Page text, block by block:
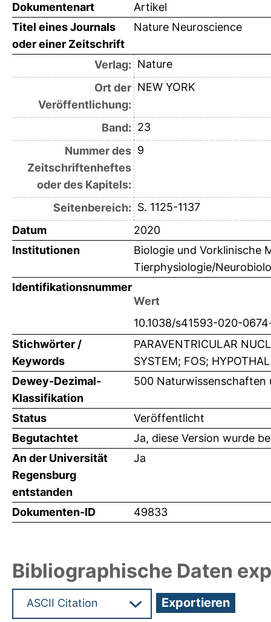
Dokumentenart
Artikel
Titel eines Journals
oder einer Zeitschrift
Nature Neuroscience
Verlag: Nature
Ort der
Veröffentlichung:
NEW YORK
Band: 23
Nummer des
Zeitschriftenheftes
oder des Kapitels:
9
Seitenbereich: S. 1125-1137
Datum
2020
Institutionen
Biologie und Vorklinische
Tierphysiologie/
Identifikationsnummer
Wert
10.1038/s41593-020-
Stichwörter /
Keywords
PARAVENTRICULAR
SYSTEM; FOS;
Dewey-Dezimal-
Klassifikation
500 Naturwissenschaften
Status
Veröffentlicht
Begutachtet
Ja, diese Version wurde
An der Universität
Regensburg
entstanden
Ja
Dokumenten-ID 49833
Bibliographische Daten